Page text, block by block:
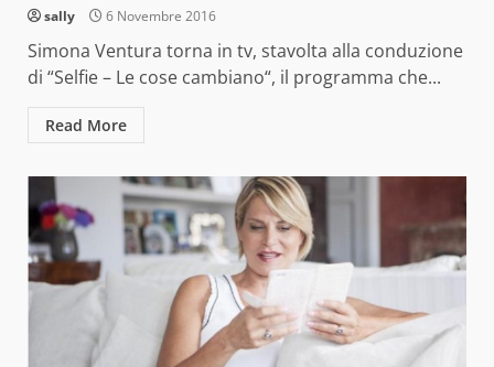
sally 6 Novembre 2016
Simona Ventura torna in tv, stavolta alla conduzione
di “Selfie – Le cose cambiano“, il programma che...
Read More